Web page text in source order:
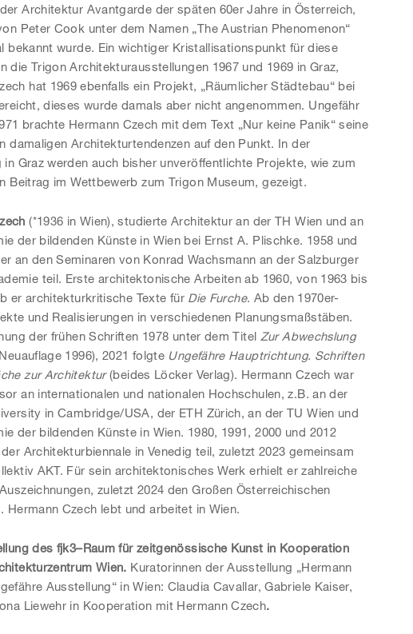
Architektur Avantgarde der späten 60er Jahre in Österreich,
Peter Cook unter dem Namen „The Austrian Phenomenon“
bekannt wurde. Ein wichtiger Kristallisationspunkt für diese
die Trigon Architekturausstellungen 1967 und 1969 in Graz,
hat 1969 ebenfalls ein Projekt, „Räumlicher Städtebau“ bei
dieses wurde damals aber nicht angenommen. Ungefähr
brachte Hermann Czech mit dem Text „Nur keine Panik“ seine
damaligen Architekturtendenzen auf den Punkt. In der
in Graz werden auch bisher unveröffentlichte Projekte, wie zum
Beitrag im Wettbewerb zum Trigon Museum, gezeigt.
(*1936 in Wien), studierte Architektur an der TH Wien und an
der bildenden Künste in Wien bei Ernst A. Plischke. 1958 und
an den Seminaren von Konrad Wachsmann an der Salzburger
teil. Erste architektonische Arbeiten ab 1960, von 1963 bis
er architekturkritische Texte für Die Furche. Ab den 1970er-
und Realisierungen in verschiedenen Planungsmaßstäben.
der frühen Schriften 1978 unter dem Titel Zur Abwechslung
1996), 2021 folgte Ungefähre Hauptrichtung. Schriften
zur Architektur(beides Löcker Verlag). Hermann Czech war
an internationalen und nationalen Hochschulen, z.B. an der
in Cambridge/USA, der ETH Zürich, an der TU Wien und
der bildenden Künste in Wien. 1980, 1991, 2000 und 2012
Architekturbiennale in Venedig teil, zuletzt 2023 gemeinsam
AKT. Für sein architektonisches Werk erhielt er zahlreiche
zuletzt 2024 den Großen Österreichischen
Hermann Czech lebt und arbeitet in Wien.
des fjk3–Raum für zeitgenössische Kunst in Kooperation
Wien. Kuratorinnen der Ausstellung „Hermann
Ausstellung“ in Wien: Claudia Cavallar, Gabriele Kaiser,
Liewehr in Kooperation mit Hermann Czech.